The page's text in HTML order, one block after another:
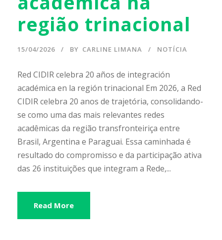
região trinacional
15/04/2026 BY CARLINE LIMANA NOTÍCIA
Red CIDIR celebra 20 años de integración
académica en la región trinacional Em 2026, a Red
CIDIR celebra 20 anos de trajetória, consolidando-
se como uma das mais relevantes redes
acadêmicas da região transfronteiriça entre
Brasil, Argentina e Paraguai. Essa caminhada é
resultado do compromisso e da participação ativa
das 26 instituições que integram a Rede,...
Read More